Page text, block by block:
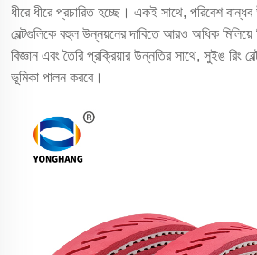
ধীরে ধীরে প্রচারিত হচ্ছে। একই সাথে, পরিবেশ
বেল্টগুলিকে বহুল উন্নয়নের দাবিতে আরও অধিক
বিজ্ঞান এবং তৈরি প্রক্রিয়ার উন্নতির সাথে, সুইঙ রিং
ভূমিকা পালন করবে।